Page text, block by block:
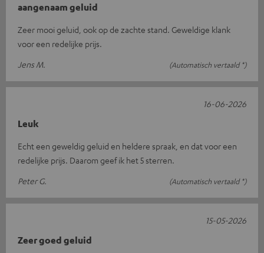
aangenaam geluid
Zeer mooi geluid, ook op de zachte stand. Geweldige klank
voor een redelijke prijs.
Jens M.
(Automatisch vertaald *)
Leuk
Echt een geweldig geluid en heldere spraak, en dat voor een
redelijke prijs. Daarom geef ik het 5 sterren.
Peter G.
(Automatisch vertaald *)
16-06-2026
Zeer goed geluid
15-05-2026